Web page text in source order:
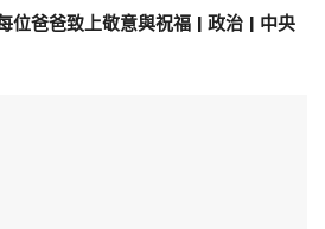
爸爸致上敬意與祝福 | 政治 | 中央